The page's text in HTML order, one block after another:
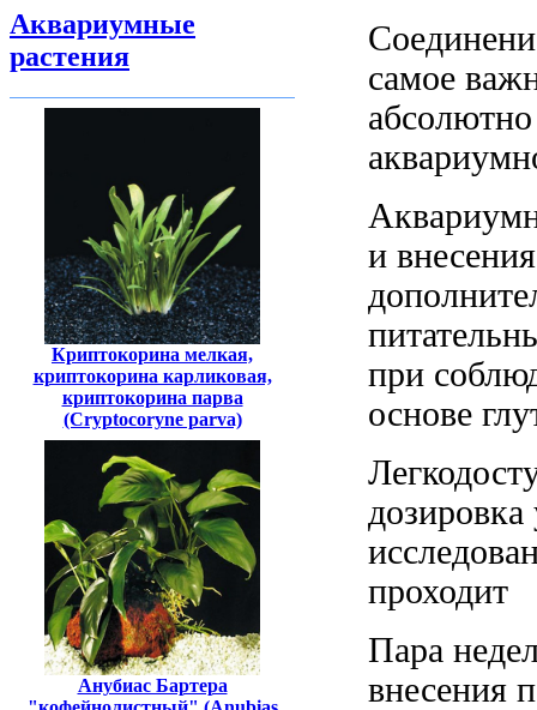
Аквариумные
растения
Криптокорина мелкая,
криптокорина карликовая,
криптокорина парва
(Cryptocoryne parva)
Анубиас Бартера
самое
и
при
основе
дозировка
проходит
Пара
внесения